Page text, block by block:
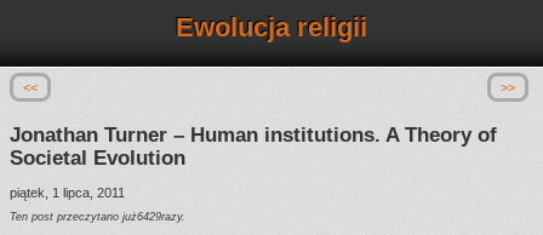
Ewolucja religii
<< >>
Jonathan Turner – Human institutions. A Theory of
Societal Evolution
piątek, 1 lipca, 2011
Ten post przeczytano już6429razy.